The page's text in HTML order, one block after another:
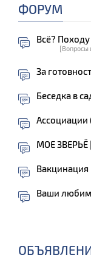
ФОРУМ
Всё?
[Вопросы
За
Беседка в
МОЕ ЗВЕРЬЁ
Вакцинация
Ваши